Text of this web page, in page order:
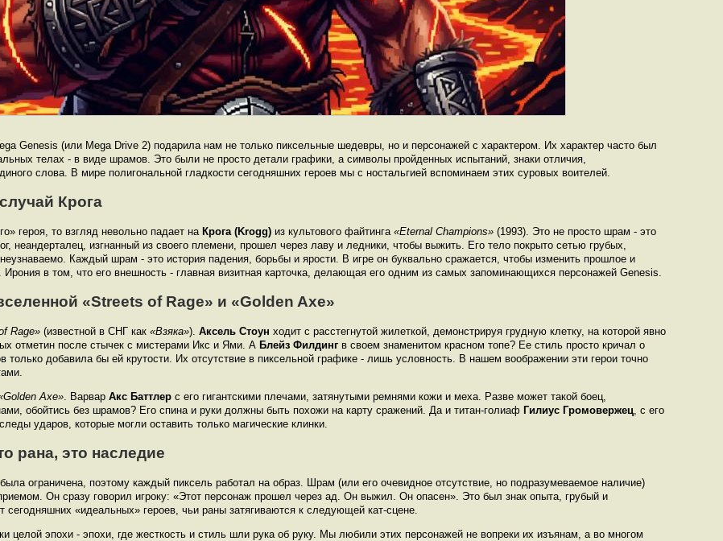
Genesis (или Mega Drive 2) подарила нам не только пиксельные шедевры, но и персонажей с характером. Их характер часто был
телах - в виде шрамов. Это были не просто детали графики, а символы пройденных испытаний, знаки отличия,
слова. В мире полигональной гладкости сегодняшних героев мы с ностальгией вспоминаем этих суровых воителей.
Крога
героя, то взгляд невольно падает на Крога (Krogg) из культового файтинга «Eternal Champions» (1993). Это не просто шрам - это
неандерталец, изгнанный из своего племени, прошел через лаву и ледники, чтобы выжить. Его тело покрыто сетью грубых,
Каждый шрам - это история падения, борьбы и ярости. В игре он буквально сражается, чтобы изменить прошлое и
Ирония в том, что его внешность - главная визитная карточка, делающая его одним из самых запоминающихся персонажей Genesis.
«Streets of Rage» и «Golden Axe»
Rage» (известной в СНГ как «Взяка»). Аксель Стоун ходит с расстегнутой жилеткой, демонстрируя грудную клетку, на которой явно
отметин после стычек с мистерами Икс и Ями. А Блейз Филдинг в своем знаменитом красном топе? Ее стиль просто кричал о
добавила бы ей крутости. Их отсутствие в пиксельной графике - лишь условность. В нашем воображении эти герои точно
Axe». Варвар Акс Баттлер с его гигантскими плечами, затянутыми ремнями кожи и меха. Разве может такой боец,
обойтись без шрамов? Его спина и руки должны быть похожи на карту сражений. Да и титан-голиаф Гилиус Громовержец, с его
ударов, которые могли оставить только магические клинки.
рана, это наследие
ограничена, поэтому каждый пиксель работал на образ. Шрам (или его очевидное отсутствие, но подразумеваемое наличие)
Он сразу говорил игроку: «Этот персонаж прошел через ад. Он выжил. Он опасен». Это был знак опыта, грубый и
сегодняшних «идеальных» героев, чьи раны затягиваются к следующей кат-сцене.
целой эпохи - эпохи, где жесткость и стиль шли рука об руку. Мы любили этих персонажей не вопреки их изъянам, а во многом